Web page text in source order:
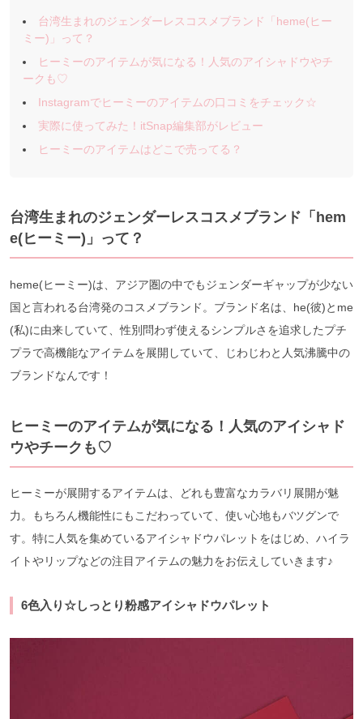
台湾生まれのジェンダーレスコスメブランド「heme(ヒー
ミー)」って？
ヒーミーのアイテムが気になる！人気のアイシャドウやチ
ークも♡
Instagramでヒーミーのアイテムの口コミをチェック☆
実際に使ってみた！itSnap編集部がレビュー
ヒーミーのアイテムはどこで売ってる？
台湾生まれのジェンダーレスコスメブランド「hem
e(ヒーミー)」って？
heme(ヒーミー)は、アジア圏の中でもジェンダーギャップが少ない
国と言われる台湾発のコスメブランド。ブランド名は、he(彼)とme
(私)に由来していて、性別問わず使えるシンプルさを追求したプチ
プラで高機能なアイテムを展開していて、じわじわと人気沸騰中の
ブランドなんです！
ヒーミーのアイテムが気になる！人気のアイシャド
ウやチークも♡
ヒーミーが展開するアイテムは、どれも豊富なカラバリ展開が魅
力。もちろん機能性にもこだわっていて、使い心地もバツグンで
す。特に人気を集めているアイシャドウパレットをはじめ、ハイラ
イトやリップなどの注目アイテムの魅力をお伝えしていきます♪
6色入り☆しっとり粉感アイシャドウパレット